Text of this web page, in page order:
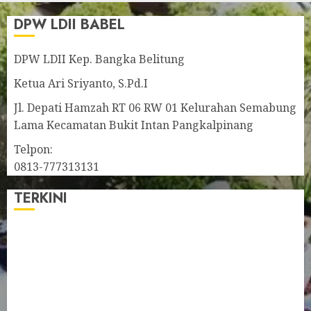
DPW LDII BABEL
DPW LDII Kep. Bangka Belitung
Ketua Ari Sriyanto, S.Pd.I
Jl. Depati Hamzah RT 06 RW 01 Kelurahan Semabung
Lama Kecamatan Bukit Intan Pangkalpinang
Telpon:
0813-777313131
TERKINI